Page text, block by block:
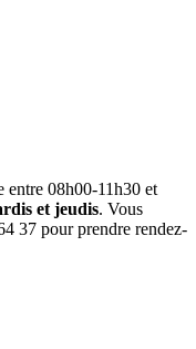
entre 08h00-11h30 et
et jeudis. Vous
37 pour prendre rendez-